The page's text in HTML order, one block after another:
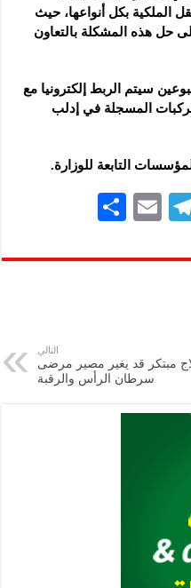
الملكية بكل أنواعها، حيث
حل هذه المشكلة بالتعاون
سيتم الربط إلكترونيا مع
المسجلة في إدلب
التابعة للوزارة.
Te
gr
E
ai
ar
التالي
مبتكر قد يغير مصير مرضى
سرطان الرأس والرقبة